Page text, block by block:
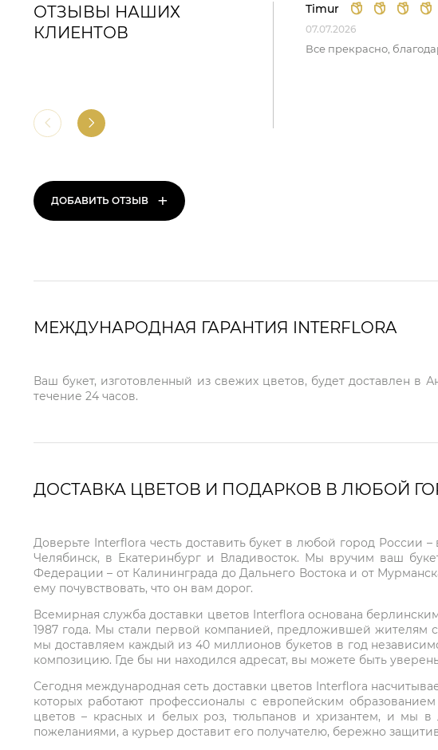
ОТЗЫВЫ НАШИХ
КЛИЕНТОВ
ДОБАВИТЬ ОТЗЫВ +
Timur
07.07.2026
Все прекрасно,
МЕЖДУНАРОДНАЯ ГАРАНТИЯ INTERFLORA
Ваш букет, изготовленный из свежих цветов, будет доставлен в
течение 24 часов.
ДОСТАВКА ЦВЕТОВ И ПОДАРКОВ В ЛЮБОЙ
Доверьте Interflora честь доставить букет в любой город
Челябинск, в Екатеринбург и Владивосток. Мы вручим ваш
Федерации – от Калининграда до Дальнего Востока и от
ему почувствовать, что он вам дорог.
Всемирная служба доставки цветов Interflora основана
1987 года. Мы стали первой компанией, предложившей жителям
мы доставляем каждый из 40 миллионов букетов в год
композицию. Где бы ни находился адресат, вы можете быть
Сегодня международная сеть доставки цветов Interflora
которых работают профессионалы с европейским
цветов – красных и белых роз, тюльпанов и хризантем, и мы
пожеланиями, а курьер доставит его получателю, бережно